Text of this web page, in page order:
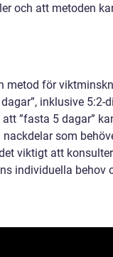
och att metoden
metod för
inklusive 5:2-
”fasta 5 dagar”
som
viktigt att
individuella behov